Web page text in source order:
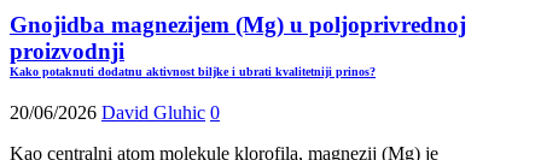
Gnojidba magnezijem (Mg) u poljoprivrednoj
proizvodnji
Kako potaknuti dodatnu aktivnost biljke i ubrati kvalitetniji prinos?
20/06/2026 David Gluhic 0
Kao centralni atom molekule klorofila, magnezij (Mg) je